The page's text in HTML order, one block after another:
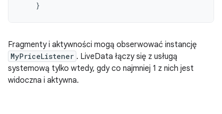
}
Fragmenty i aktywności mogą obserwować instancję
MyPriceListener . LiveData łączy się z usługą
systemową tylko wtedy, gdy co najmniej 1 z nich jest
widoczna i aktywna.